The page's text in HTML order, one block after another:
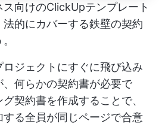
向けのClickUpテンプレート
的にカバーする鉄壁の契約
ジェクトにすぐに飛び込み
何らかの契約書が必要で
契約書を作成することで、
る全員が同じページで合意